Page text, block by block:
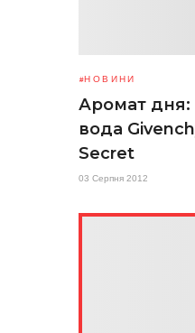
НОВИНИ
Аромат
вода
Secret
03 Серпня 2012